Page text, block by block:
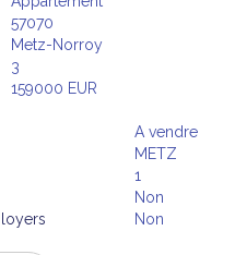
57070
Metz-Norroy
3
159000 EUR
A vendre
METZ
1
Non
Non